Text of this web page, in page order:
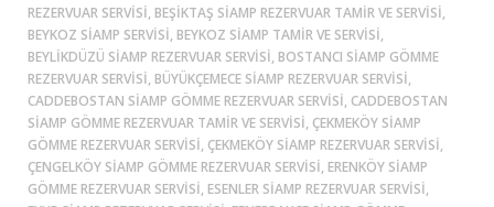
REZERVUAR SERVISI, BEŞİKTAŞ SIAMP REZERVUAR TAMIR VE SERVISI,
BEYKOZ SIAMP SERVISI, BEYKOZ SIAMP TAMIR VE SERVISI,
BEYLIKDÜZÜ SIAMP REZERVUAR SERVISI, BOSTANCI SIAMP GÖMME
REZERVUAR SERVISI, BÜYÜKÇEMECE SIAMP REZERVUAR SERVISI,
CADDEBOSTAN SIAMP GÖMME REZERVUAR SERVISI, CADDEBOSTAN
SIAMP GÖMME REZERVUAR TAMIR VE SERVISI, ÇEKMEKÖY SIAMP
GÖMME REZERVUAR SERVISI, ÇEKMEKÖY SIAMP REZERVUAR SERVISI,
ÇENGELKÖY SIAMP GÖMME REZERVUAR SERVISI, ERENKÖY SIAMP
GÖMME REZERVUAR SERVISI, ESENLER SIAMP REZERVUAR SERVISI,